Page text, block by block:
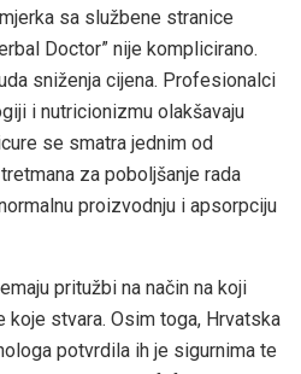
sa službene stranice
Doctor” nije komplicirano.
sniženja cijena. Profesionalci
i nutricionizmu olakšavaju
se smatra jednim od
za poboljšanje rada
proizvodnju i apsorpciju
pritužbi na način na koji
koje stvara. Osim toga, Hrvatska
potvrdila ih je sigurnima te